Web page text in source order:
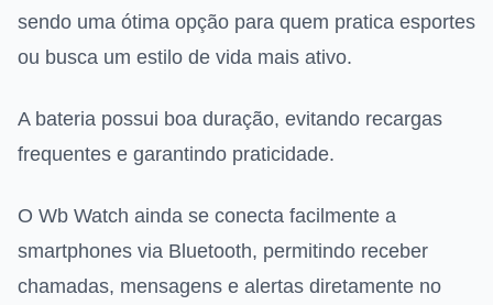
sendo uma ótima opção para quem pratica esportes
ou busca um estilo de vida mais ativo.
A bateria possui boa duração, evitando recargas
frequentes e garantindo praticidade.
O Wb Watch ainda se conecta facilmente a
smartphones via Bluetooth, permitindo receber
chamadas, mensagens e alertas diretamente no